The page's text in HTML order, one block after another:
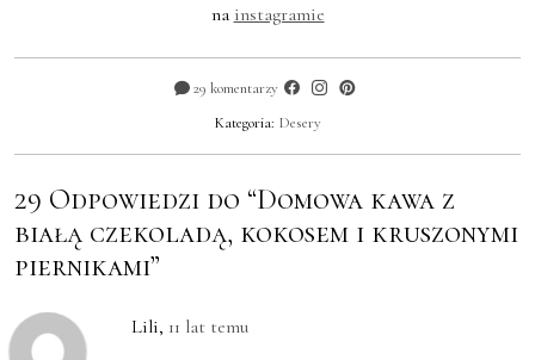
na instagramie
29 komentarzy
Kategoria: Desery
29 Odpowiedzi do “Domowa kawa z
białą czekoladą, kokosem i kruszonymi
piernikami”
Lili, 11 lat temu